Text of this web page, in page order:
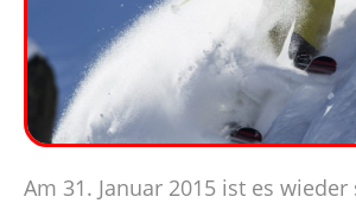
Am 31. Januar 2015 ist es